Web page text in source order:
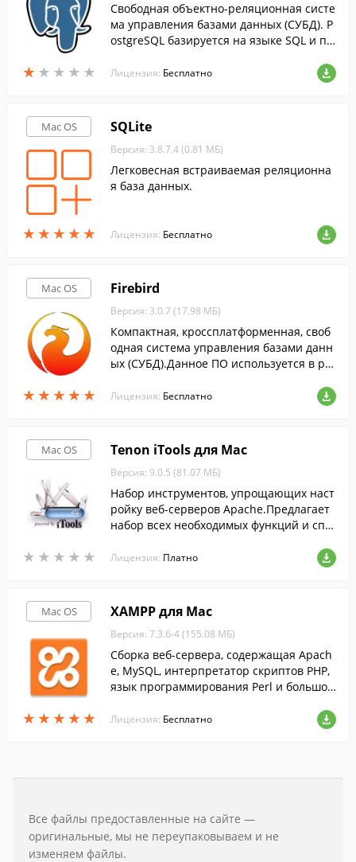
★ ★ ★ ★ ★
★ ★ ★ ★ ★
Свободная объектно-реляционная систе
ма управления базами данных (СУБД). P
ostgreSQL базируется на языке SQL и по
андарта SQL:2003 (ISO/IEC 9075).
Лицензия: Бесплатно
Mac OS
★ ★ ★ ★ ★
★ ★ ★ ★ ★
SQLite
Версия: 3.8.7.4 (0.81 МБ)
Легковесная встраиваемая реляционна
я база данных.
Лицензия: Бесплатно
Mac OS
★ ★ ★ ★ ★
★ ★ ★ ★ ★
Firebird
Версия: 3.0.7 (17.98 МБ)
Компактная, кроссплатформенная, своб
одная система управления базами данн
ых (СУБД).Данное ПО используется в ра
Лицензия: Бесплатно
Mac OS
★ ★ ★ ★ ★
★ ★ ★ ★ ★
Tenon iTools для Mac
Версия: 9.0.5 (81.07 МБ)
Набор инструментов, упрощающих наст
ройку веб-серверов Apache.Предлагает
набор всех необходимых функций и спр
Лицензия: Платно
Mac OS
★ ★ ★ ★ ★
★ ★ ★ ★ ★
XAMPP для Mac
Версия: 7.3.6-4 (155.08 МБ)
Сборка веб-сервера, содержащая Apach
e, MySQL, интерпретатор скриптов PHP,
язык программирования Perl и большое
позволяющих запустить веб-сервер.
Лицензия: Бесплатно
Все файлы предоставленные на сайте —
оригинальные, мы не переупаковываем и не
изменяем файлы.